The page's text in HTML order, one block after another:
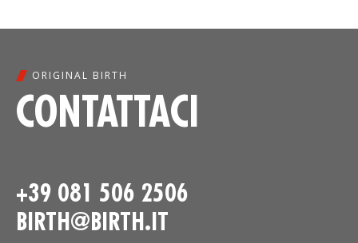
ORIGINAL BIRTH
CONTATTACI
+39 081 506 2506
BIRTH@BIRTH.IT